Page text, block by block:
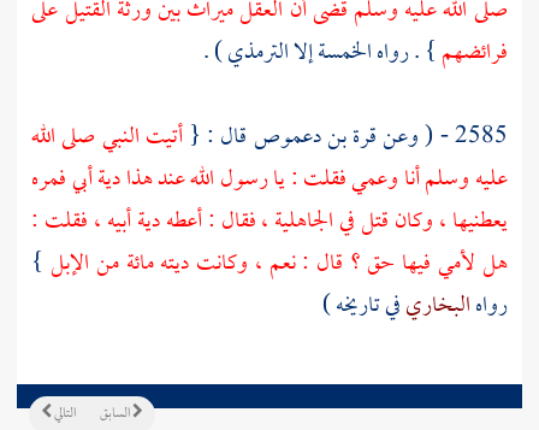
صلى الله عليه وسلم قضى أن العقل ميراث بين ورثة القتيل على
فرائضهم} . رواه الخمسة إلاالترمذي) .
2585 - ( وعن
قرة بن دعموصقال : {أتيت النبي صلى الله
عليه وسلم أنا وعمي فقلت : يا رسول الله عند هذا دية أبي فمره
يعطنيها ، وكان قتل في الجاهلية ، فقال : أعطه دية أبيه ، فقلت :
هل لأمي فيها حق ؟ قال : نعم ، وكانت ديته مائة من الإبل }
رواهالبخاريفي تاريخه )
التالي السابق